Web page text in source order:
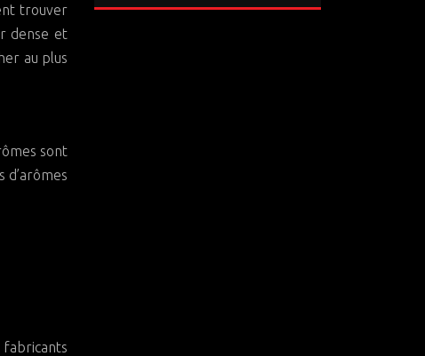
trouver
dense et
au plus
sont